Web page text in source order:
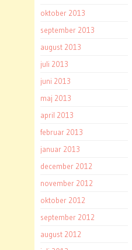
oktober 2013
september 2013
august 2013
juli 2013
juni 2013
maj 2013
april 2013
februar 2013
januar 2013
december 2012
november 2012
oktober 2012
september 2012
august 2012